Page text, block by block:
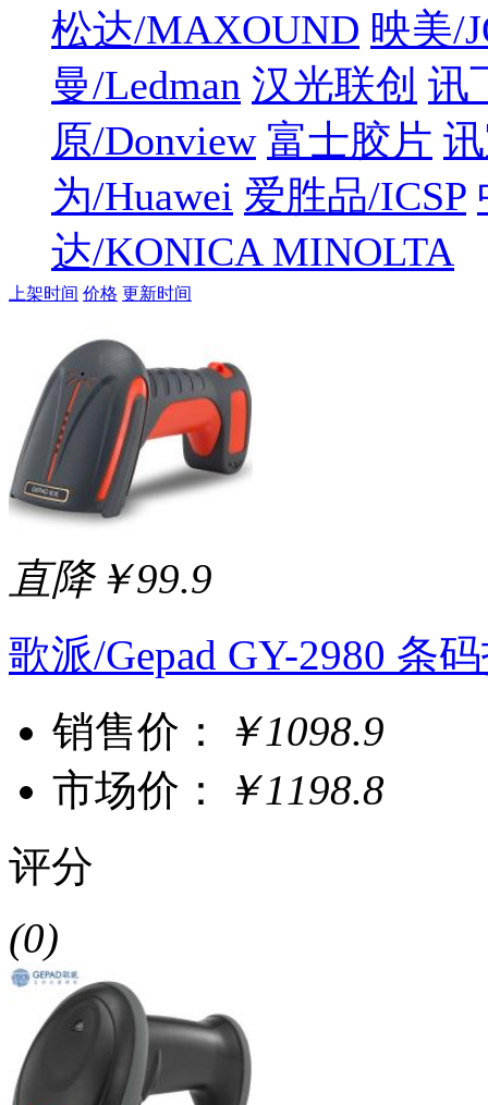
松达/MAXOUND 映美/
曼/Ledman 汉光联创 讯
原/Donview 富士胶片
为/Huawei 爱胜品/ICSP
达/KONICA MINOLTA
上架时间 价格 更新时间
直降￥99.9
歌派/Gepad GY-2980 条
销售价：
￥1098.9
市场价：
￥1198.8
评分
(0)